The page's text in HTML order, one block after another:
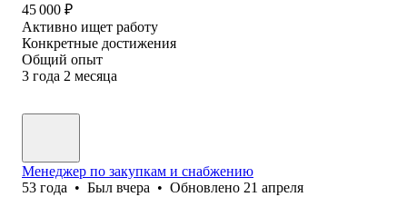
45 000 ₽
Активно ищет работу
Конкретные достижения
Общий опыт
3 года 2 месяца
Менеджер по закупкам и снабжению
53 года • Был вчера • Обновлено 21 апреля